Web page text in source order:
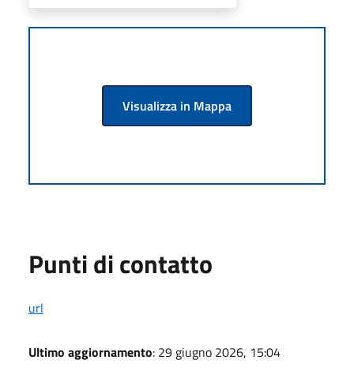
Visualizza in Mappa
Punti di contatto
url
Ultimo aggiornamento: 29 giugno 2026, 15:04